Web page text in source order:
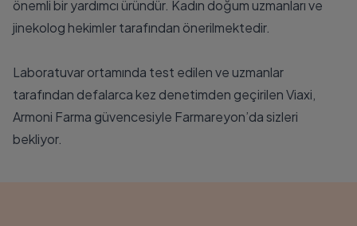
önemli bir yardımcı üründür. Kadın doğum uzmanları ve
jinekolog hekimler tarafından önerilmektedir.
Laboratuvar ortamında test edilen ve uzmanlar
tarafından defalarca kez denetimden geçirilen Viaxi,
Armoni Farma güvencesiyle Farmareyon’da sizleri
bekliyor.